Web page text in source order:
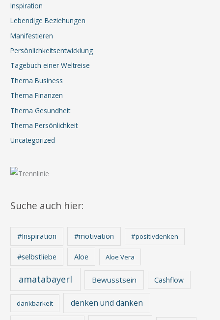
Inspiration
Lebendige Beziehungen
Manifestieren
Persönlichkeitsentwicklung
Tagebuch einer Weltreise
Thema Business
Thema Finanzen
Thema Gesundheit
Thema Persönlichkeit
Uncategorized
Suche auch hier:
#Inspiration #motivation #positivdenken
#selbstliebe Aloe Aloe Vera
amatabayerl Bewusstsein Cashflow
dankbarkeit denken und danken